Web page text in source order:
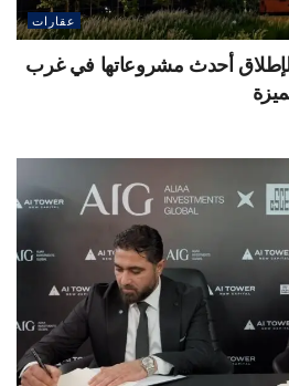
عقارات
أحدث مشروعاتها في غرب